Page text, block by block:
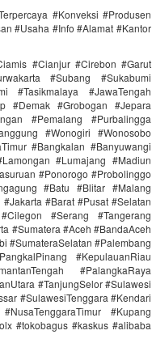
#Konveksi #Produsen
#Usaha #Info #Alamat #Kantor
#Cianjur #Cirebon #Garut
#Subang #Sukabumi
#JawaTengah
#Demak #Grobogan #Jepara
#Pemalang #Purbalingga
#Wonogiri #Wonosobo
#Bangkalan #Banyuwangi
#Lumajang #Madiun
#Ponorogo #Probolinggo
#Batu #Blitar #Malang
#Barat #Pusat #Selatan
#Serang #Tangerang
#Sumatera #Aceh #BandaAceh
#SumateraSelatan #Palembang
#KepulauanRiau
#PalangkaRaya
#TanjungSelor #Sulawesi
#SulawesiTenggara #Kendari
#Kupang
#tokobagus #kaskus #alibaba